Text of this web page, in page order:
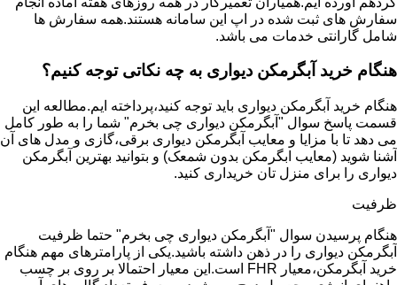
سفارش های ثبت شده در اپ این سامانه هستند.همه سفارش ها
شامل گارانتی خدمات می باشد.
هنگام خرید آبگرمکن دیواری به چه نکاتی توجه کنیم؟
هنگام خرید آبگرمکن دیواری باید توجه کنید،پرداخته ایم.مطالعه این
قسمت پاسخ سوال "آبگرمکن دیواری چی بخرم" شما را به طور کامل
می دهد تا با مزایا و معایب آبگرمکن دیواری برقی،گازی و مدل های آن
آشنا شوید (معایب ابگرمکن بدون شمعک) و بتوانید بهترین آبگرمکن
دیواری را برای منزل تان خریداری کنید.
ظرفیت
هنگام پرسیدن سوال "آبگرمکن دیواری چی بخرم" حتما ظرفیت
آبگرمکن دیواری را در ذهن داشته باشید.یکی از پارامترهای مهم هنگام
خرید آبگرمکن،معیار FHR است.این معیار احتمالا بر روی بر چسب